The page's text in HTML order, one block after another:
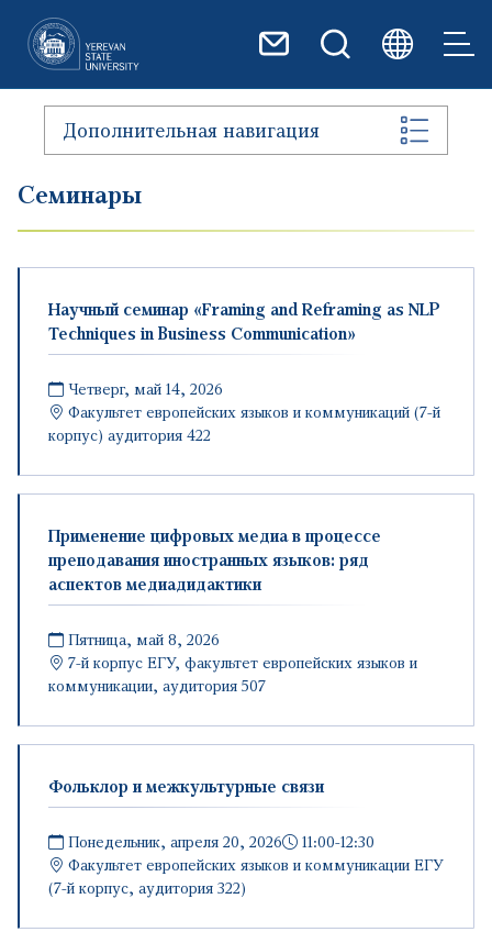
Дополнительная навигация
Семинары
Научный семинар «Framing and Reframing as NLP
Techniques in Business Communication»
Четверг, май 14, 2026
Факультет европейских языков и коммуникаций (7-й
корпус) аудитория 422
Применение цифровых медиа в процессе
преподавания иностранных языков: ряд
аспектов медиадидактики
Пятница, май 8, 2026
7-й корпус ЕГУ, факультет европейских языков и
коммуникации, аудитория 507
Фольклор и межкультурные связи
Понедельник, апреля 20, 2026
11։00-12։30
Факультет европейских языков и коммуникации ЕГУ
(7-й корпус, аудитория 322)